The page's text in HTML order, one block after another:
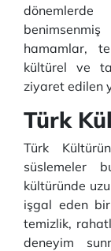
hamamlar,
kültürel ve
ziyaret edilen
Türk
Türk
süslemeler
kültüründe
işgal eden
temizlik,
deneyim